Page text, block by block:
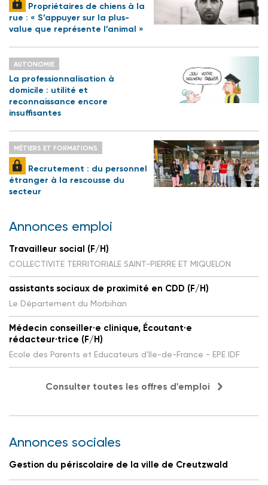
Propriétaires de chiens à la
rue : « S’appuyer sur la plus-
value que représente l’animal »
AUTONOMIE
La professionnalisation à
domicile : utilité et
reconnaissance encore
insuffisantes
MÉTIERS ET FORMATIONS
Recrutement : du personnel
étranger à la rescousse du
secteur
Annonces emploi
Travailleur social (F/H)
COLLECTIVITE TERRITORIALE SAINT-PIERRE ET MIQUELON
assistants sociaux de proximité en CDD (F/H)
Le Département du Morbihan
Médecin conseiller·e clinique, Écoutant·e
rédacteur·trice (F/H)
Ecole des Parents et Educateurs d'Ile-de-France - EPE IDF
Consulter toutes les offres d'emploi
Annonces sociales
Gestion du périscolaire de la ville de Creutzwald